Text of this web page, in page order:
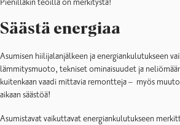
Pienilläkin teoilla on merkitystä!
Säästä energiaa
Asumisen hiilijalanjälkeen ja energiankulutukseen
lämmitysmuoto, tekniset ominaisuudet ja
kuitenkaan vaadi mittavia remontteja – myös
aikaan säästöä!
Asumistavat vaikuttavat energiankulutukseen